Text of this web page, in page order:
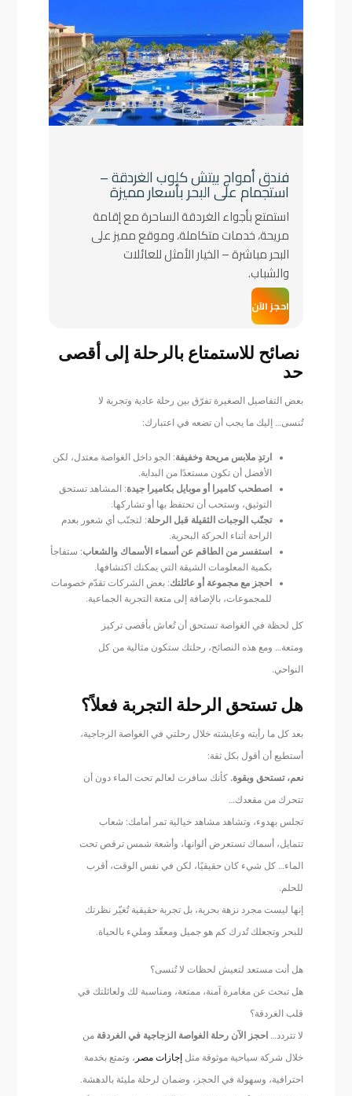
فندق أمواج بيتش كلوب الغردقة –
استجمام على البحر بأسعار مميزة
استمتع بأجواء الغردقة الساحرة مع إقامة
مريحة، خدمات متكاملة، وموقع مميز على
البحر مباشرة – الخيار الأمثل للعائلات
والشباب.
احجز الآن
نصائح للاستمتاع بالرحلة إلى أقصى
حد
بعض التفاصيل الصغيرة تفرّق بين رحلة عادية وتجربة لا
تُنسى… إليك ما يجب أن تضعه في اعتبارك:
ارتدِ ملابس مريحة وخفيفة: الجو داخل الغواصة معتدل، لكن
الأفضل أن تكون مستعدًا من البداية.
اصطحب كاميرا أو موبايل بكاميرا جيدة: المشاهد تستحق
التوثيق، وستحب أن تحتفظ بها أو تشاركها.
تجنّب الوجبات الثقيلة قبل الرحلة: لتجنّب أي شعور بعدم
الراحة أثناء الحركة البحرية.
استفسر من الطاقم عن أسماء الأسماك والشعاب: ستفاجأ
بكمية المعلومات الشيقة التي يمكنك اكتشافها.
احجز مع مجموعة أو عائلتك: بعض الشركات تقدّم خصومات
للمجموعات، بالإضافة إلى متعة التجربة الجماعية.
كل لحظة في الغواصة تستحق أن تُعاش بأقصى تركيز
ومتعة… ومع هذه النصائح، رحلتك ستكون مثالية من كل
النواحي.
هل تستحق الرحلة التجربة فعلاً؟
بعد كل ما رأيته وعايشته خلال رحلتي في الغواصة الزجاجية،
أستطيع أن أقول بكل ثقة:
نعم، تستحق وبقوة.كأنك سافرت لعالم تحت الماء دون أن
تتحرك من مقعدك…
تجلس بهدوء، وتشاهد مشاهد خيالية تمر أمامك: شعاب
تتمايل، أسماك تستعرض ألوانها، وأشعة شمس ترقص تحت
الماء… كل شيء كان حقيقيًا، لكن في نفس الوقت، أقرب
للحلم.
إنها ليست مجرد نزهة بحرية، بل تجربة حقيقية تُغيّر نظرتك
للبحر وتجعلك تُدرك كم هو جميل ومعقّد ومليء بالحياة.
هل أنت مستعد لتعيش لحظات لا تُنسى؟
هل تبحث عن مغامرة آمنة، ممتعة، ومناسبة لك ولعائلتك في
قلب الغردقة؟
لا تتردد…احجز الآن رحلة الغواصة الزجاجية في الغردقة من
خلال شركة سياحية موثوقة مثل إجازات مصر ، وتمتع بخدمة
احترافية، وسهولة في الحجز، وضمان لرحلة مليئة بالدهشة.